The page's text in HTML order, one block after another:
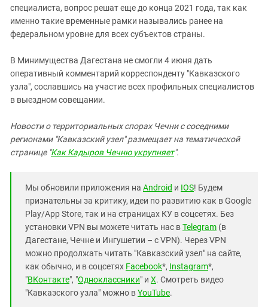
специалиста, вопрос решат еще до конца 2021 года, так как
именно такие временные рамки назывались ранее на
федеральном уровне для всех субъектов страны.
В Минимущества Дагестана не смогли 4 июня дать
оперативный комментарий корреспонденту "Кавказского
узла", сославшись на участие всех профильных специалистов
в выездном совещании.
Новости о территориальных спорах Чечни с соседними
регионами "Кавказский узел" размещает на тематической
странице "Как Кадыров Чечню укрупняет".
Мы обновили приложения на Android и IOS! Будем
признательны за критику, идеи по развитию как в Google
Play/App Store, так и на страницах КУ в соцсетях. Без
установки VPN вы можете читать нас вTelegram (в
Дагестане, Чечне и Ингушетии – с VPN). Через VPN
можно продолжать читать "Кавказский узел" на сайте,
как обычно, и в соцсетях Facebook*, Instagram*,
"ВКонтакте", "Одноклассники" и X. Смотреть видео
"Кавказского узла" можно вYouTube.